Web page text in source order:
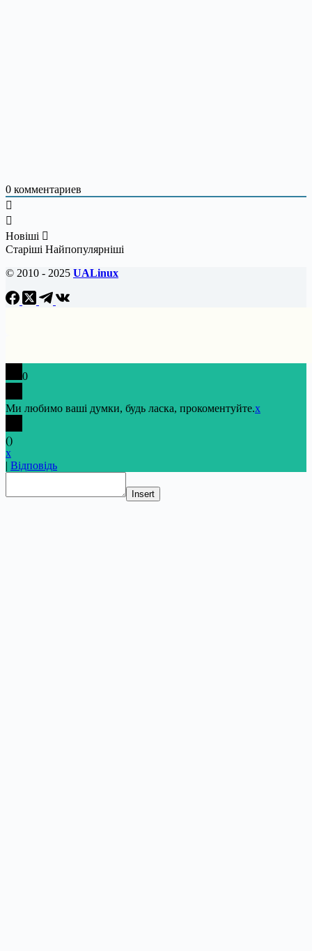
0 комментариев
Новіші
Старіші Найпопулярніші
© 2010 - 2025 UALinux
0
Ми любимо ваші думки, будь ласка, прокоментуйте.x
()
x
| Відповідь
Insert